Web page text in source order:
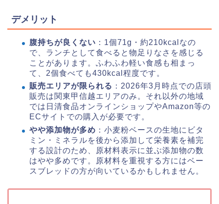
デメリット
腹持ちが良くない ：1個71g・約210kcalなの
で、ランチとして食べると物足りなさを感じる
ことがあります。ふわふわ軽い食感も相まっ
て、2個食べても430kcal程度です。
販売エリアが限られる ：2026年3月時点での店頭
販売は関東甲信越エリアのみ。それ以外の地域
では日清食品オンラインショップやAmazon等の
ECサイトでの購入が必要です。
やや添加物が多め ：小麦粉ベースの生地にビタ
ミン・ミネラルを後から添加して栄養素を補完
する設計のため、原材料表示に並ぶ添加物の数
はやや多めです。原材料を重視する方にはベー
スブレッドの方が向いているかもしれません。